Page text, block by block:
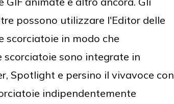
possono utilizzare l'Editor delle
scorciatoie in modo che
scorciatoie sono integrate in
Spotlight e persino il vivavoce con
indipendentemente